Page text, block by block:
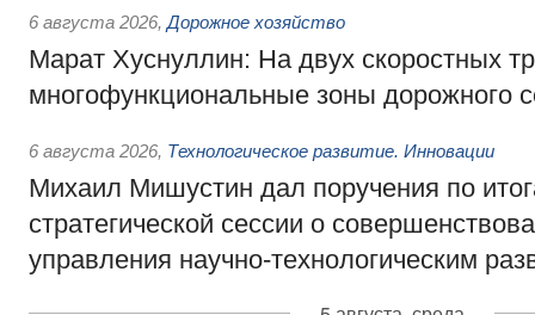
6 августа 2026, Дорожное хозяйство
Марат Хуснуллин: На двух скоростных
многофункциональные зоны дорожного
6 августа 2026, Технологическое развитие. Инновации
Михаил Мишустин дал поручения по
стратегической сессии о
управления научно-технологическим